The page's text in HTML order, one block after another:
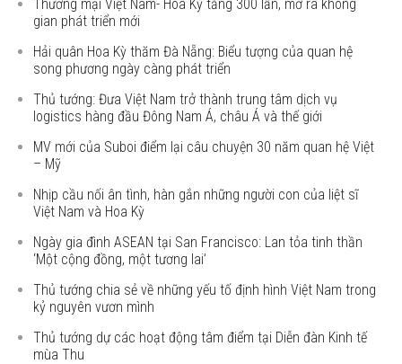
Thương mại Việt Nam- Hoa Kỳ tăng 300 lần, mở ra không
gian phát triển mới
Hải quân Hoa Kỳ thăm Đà Nẵng: Biểu tượng của quan hệ
song phương ngày càng phát triển
Thủ tướng: Đưa Việt Nam trở thành trung tâm dịch vụ
logistics hàng đầu Đông Nam Á, châu Á và thế giới
MV mới của Suboi điểm lại câu chuyện 30 năm quan hệ Việt
– Mỹ
Nhịp cầu nối ân tình, hàn gắn những người con của liệt sĩ
Việt Nam và Hoa Kỳ
Ngày gia đình ASEAN tại San Francisco: Lan tỏa tinh thần
‘Một cộng đồng, một tương lai’
Thủ tướng chia sẻ về những yếu tố định hình Việt Nam trong
kỷ nguyên vươn mình
Thủ tướng dự các hoạt động tâm điểm tại Diễn đàn Kinh tế
mùa Thu